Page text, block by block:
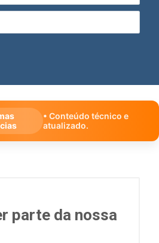
• Conteúdo técnico e
atualizado.
parte da nossa